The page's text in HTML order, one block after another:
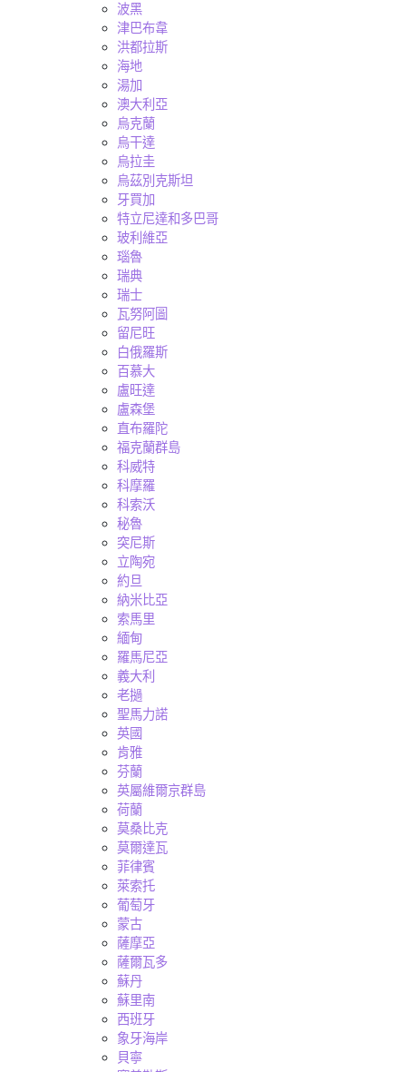
波黑
津巴布韋
洪都拉斯
海地
湯加
澳大利亞
烏克蘭
烏干達
烏拉圭
烏茲別克斯坦
牙買加
特立尼達和多巴哥
玻利維亞
瑙魯
瑞典
瑞士
瓦努阿圖
留尼旺
白俄羅斯
百慕大
盧旺達
盧森堡
直布羅陀
福克蘭群島
科威特
科摩羅
科索沃
秘魯
突尼斯
立陶宛
約旦
納米比亞
索馬里
緬甸
羅馬尼亞
義大利
老撾
聖馬力諾
英國
肯雅
芬蘭
英屬維爾京群島
荷蘭
莫桑比克
莫爾達瓦
菲律賓
萊索托
葡萄牙
蒙古
薩摩亞
薩爾瓦多
蘇丹
蘇里南
西班牙
象牙海岸
貝寧